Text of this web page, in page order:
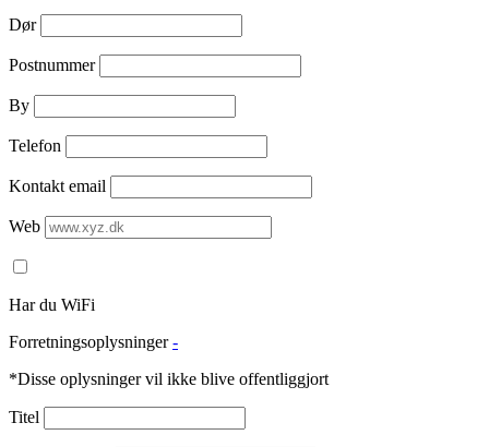
Dør
Postnummer
By
Telefon
Kontakt email
Web
Har du WiFi
Forretningsoplysninger -
*Disse oplysninger vil ikke blive offentliggjort
Titel